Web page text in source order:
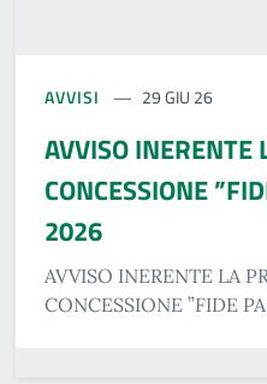
AVVISI 29 GIU 26
AVVISO INERENTE
CONCESSIONE
2026
AVVISO INERENTE LA
CONCESSIONE ”FIDE